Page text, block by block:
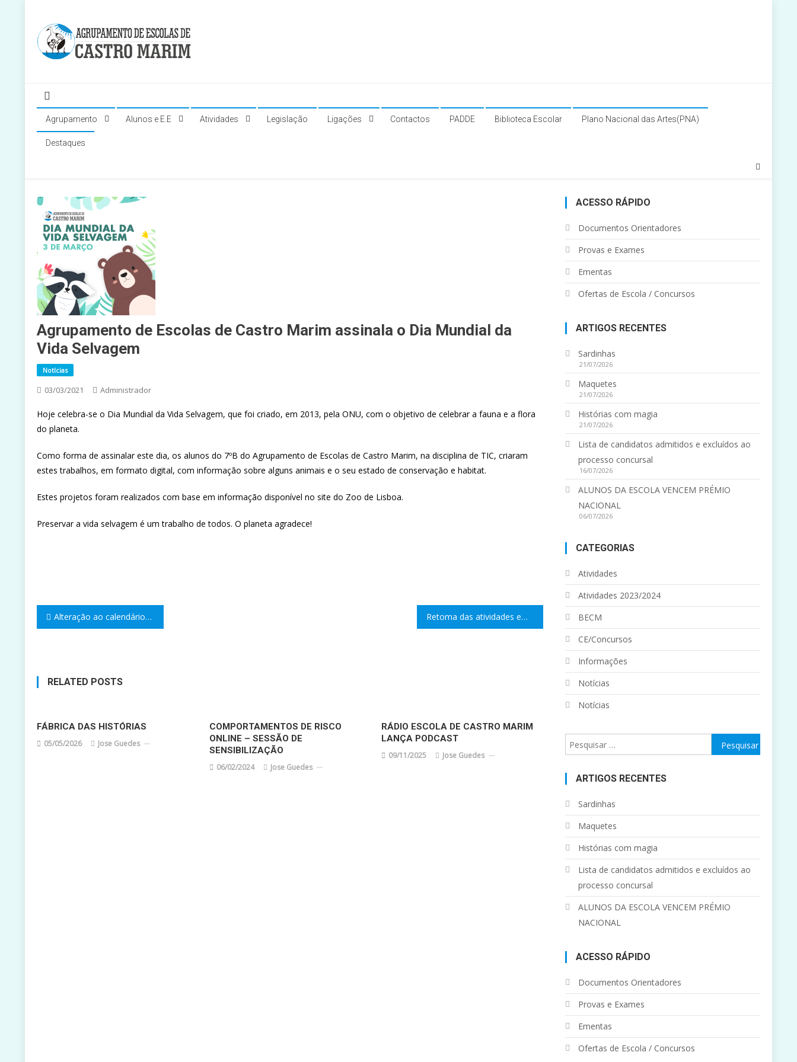
content
Agrupamento Alunos e E.E Atividades Legislação Ligações Contactos PADDE Biblioteca Escolar Plano Nacional das Artes(PNA)
Destaques
Agrupamento de Escolas de Castro Marim assinala o Dia Mundial da
Vida Selvagem
Notícias
03/03/2021 Administrador
Hoje celebra-se o Dia Mundial da Vida Selvagem, que foi criado, em 2013, pela ONU, com o objetivo de celebrar a fauna e a flora
do planeta.
Como forma de assinalar este dia, os alunos do 7ºB do Agrupamento de Escolas de Castro Marim, na disciplina de TIC, criaram
estes trabalhos, em formato digital, com informação sobre alguns animais e o seu estado de conservação e habitat.
Estes projetos foram realizados com base em informação disponível no site do Zoo de Lisboa.
Preservar a vida selvagem é um trabalho de todos. O planeta agradece!
Navegação
Alteração ao calendário de funcionamento das atividades educativas e letivas dos estabelecimentos de ensino e o calendário das provas e exames Retoma das atividades em regime presencial
RELATED POSTS
FÁBRICA DAS HISTÓRIAS
05/05/2026 Jose Guedes
COMPORTAMENTOS DE RISCO
ONLINE – SESSÃO DE
SENSIBILIZAÇÃO
06/02/2024 Jose Guedes
RÁDIO ESCOLA DE CASTRO MARIM
LANÇA PODCAST
09/11/2025 Jose Guedes
ACESSO RÁPIDO
Documentos Orientadores
Provas e Exames
Ementas
Ofertas de Escola / Concursos
ARTIGOS RECENTES
Sardinhas
21/07/2026
Maquetes
21/07/2026
Histórias com magia
21/07/2026
Lista de candidatos admitidos e excluídos ao
processo concursal
16/07/2026
ALUNOS DA ESCOLA VENCEM PRÉMIO
NACIONAL
06/07/2026
CATEGORIAS
Atividades
Atividades 2023/2024
BECM
CE/Concursos
Informações
Notícias
Notícias
Pesquisar
por:
ARTIGOS RECENTES
Sardinhas
Maquetes
Histórias com magia
Lista de candidatos admitidos e excluídos ao
processo concursal
ALUNOS DA ESCOLA VENCEM PRÉMIO
NACIONAL
ACESSO RÁPIDO
Documentos Orientadores
Provas e Exames
Ementas
Ofertas de Escola / Concursos